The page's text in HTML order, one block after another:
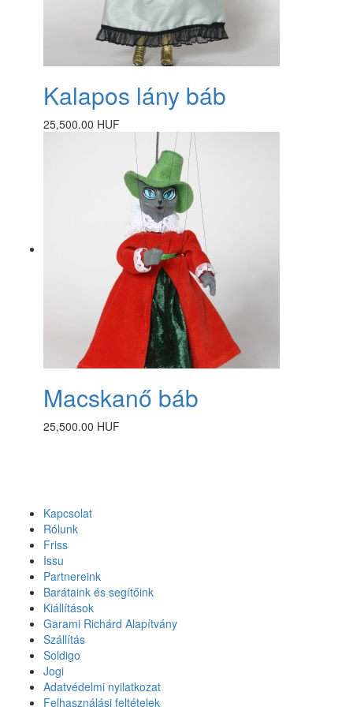
Kalapos lány báb
25,500.00 HUF
Macskanő báb
25,500.00 HUF
Kapcsolat
Rólunk
Friss
Issu
Partnereink
Barátaink és segítőink
Kiállítások
Garami Richárd Alapítvány
Szállítás
Soldigo
Jogi
Adatvédelmi nyilatkozat
Felhasználási feltételek